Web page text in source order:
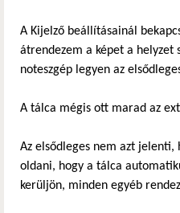
A Kijelző beállításainál
átrendezem a képet a helyzet
noteszgép legyen az
A tálca mégis ott marad az
Az elsődleges nem azt
oldani, hogy a tálca
kerüljön, minden egyéb